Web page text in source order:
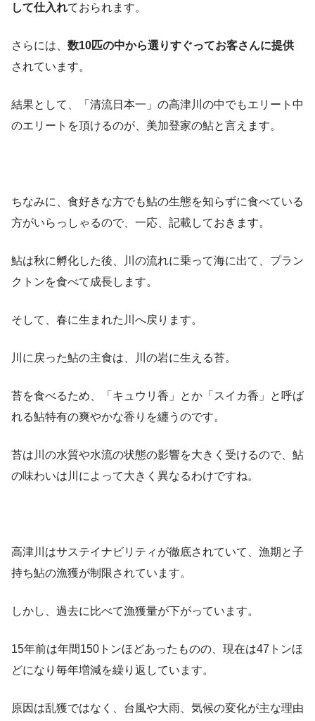
して仕入れておられます。
さらには、 数10匹の中から選りすぐってお客さんに提供
されています。
結果として、「清流日本一」の高津川の中でもエリート中
のエリートを頂けるのが、美加登家の鮎と言えます。
ちなみに、食好きな方でも鮎の生態を知らずに食べている
方がいらっしゃるので、一応、記載しておきます。
鮎は秋に孵化した後、川の流れに乗って海に出て、プラン
クトンを食べて成長します。
そして、春に生まれた川へ戻ります。
川に戻った鮎の主食は、川の岩に生える苔。
苔を食べるため、「キュウリ香」とか「スイカ香」と呼ば
れる鮎特有の爽やかな香りを纏うのです。
苔は川の水質や水流の状態の影響を大きく受けるので、鮎
の味わいは川によって大きく異なるわけですね。
高津川はサステイナビリティが徹底されていて、漁期と子
持ち鮎の漁獲が制限されています。
しかし、過去に比べて漁獲量が下がっています。
15年前は年間150トンほどあったものの、現在は47トンほ
どになり毎年増減を繰り返しています。
原因は乱獲ではなく、台風や大雨、気候の変化が主な理由